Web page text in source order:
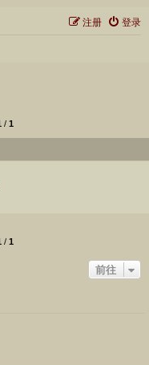
登录
注册
/ 1
/ 1
前往